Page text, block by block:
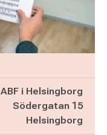
ABF i Helsingborg
Södergatan 15
Helsingborg